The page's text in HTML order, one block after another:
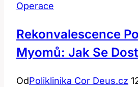
Operace
Rekonvalescence
Myomů: Jak Se
OdPoliklinika Cor Deus.cz